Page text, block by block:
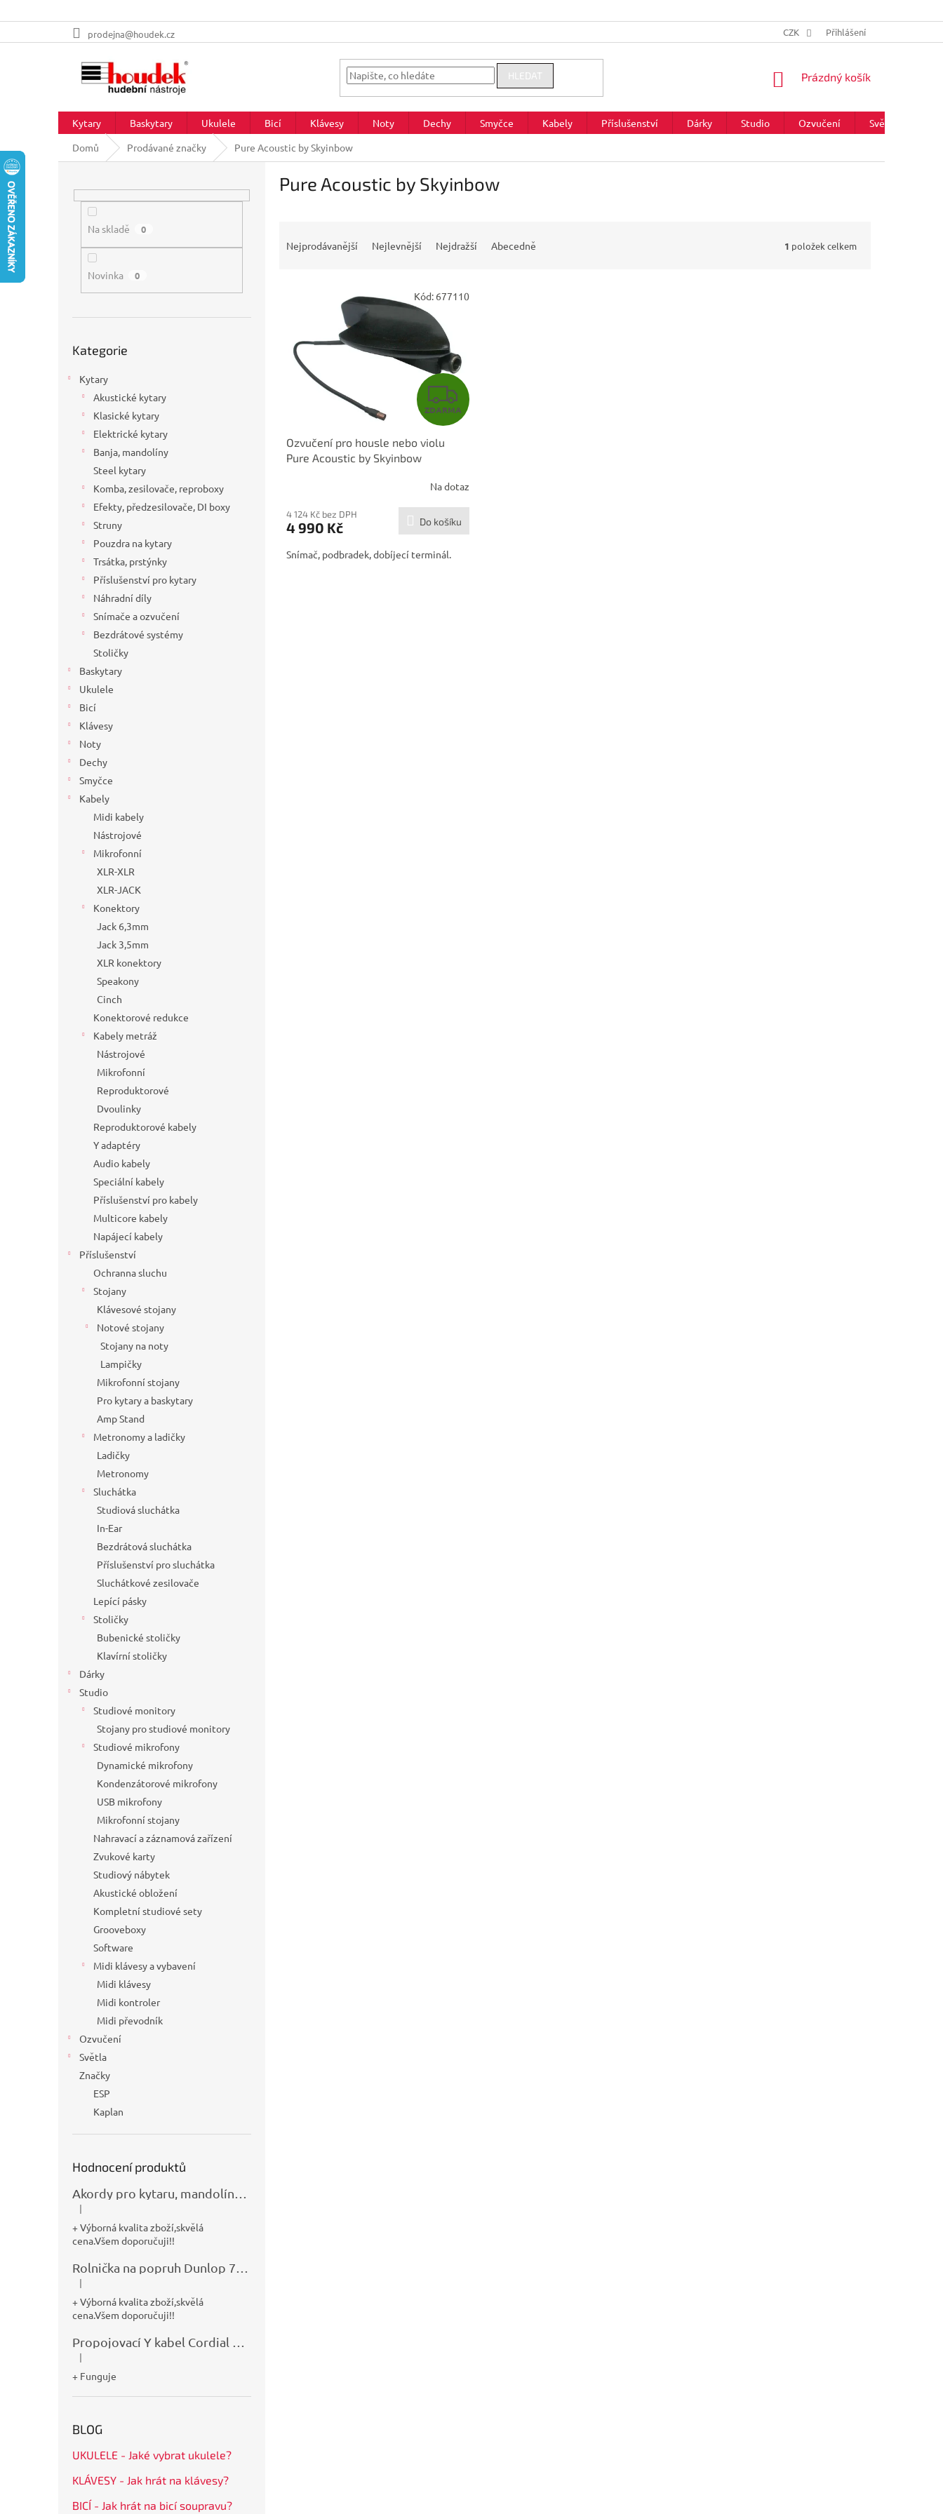
na
prodejna@houdek.cz CZK Přihlášení
HLEDAT
NÁKUPNÍ
Prázdný košík
Kytary Baskytary Ukulele Bicí Klávesy Noty Dechy Smyčce Kabely Příslušenství Dárky Studio Ozvučení Světla
Domů
Prodávané značky Pure Acoustic by Skyinbow
Na skladě 0
Novinka 0
kategorie
Kategorie
Kytary
Akustické kytary
Klasické kytary
Elektrické kytary
Banja, mandolíny
Steel kytary
Komba, zesilovače, reproboxy
Efekty, předzesilovače, DI boxy
Struny
Pouzdra na kytary
Trsátka, prstýnky
Příslušenství pro kytary
Náhradní díly
Snímače a ozvučení
Bezdrátové systémy
Stoličky
Baskytary
Ukulele
Bicí
Klávesy
Noty
Dechy
Smyčce
Kabely
Midi kabely
Nástrojové
Mikrofonní
XLR-XLR
XLR-JACK
Konektory
Jack 6,3mm
Jack 3,5mm
XLR konektory
Speakony
Cinch
Konektorové redukce
Kabely metráž
Nástrojové
Mikrofonní
Reproduktorové
Dvoulinky
Reproduktorové kabely
Y adaptéry
Audio kabely
Speciální kabely
Příslušenství pro kabely
Multicore kabely
Napájecí kabely
Příslušenství
Ochranna sluchu
Stojany
Klávesové stojany
Notové stojany
Stojany na noty
Lampičky
Mikrofonní stojany
Pro kytary a baskytary
Amp Stand
Metronomy a ladičky
Ladičky
Metronomy
Sluchátka
Studiová sluchátka
In-Ear
Bezdrátová sluchátka
Příslušenství pro sluchátka
Sluchátkové zesilovače
Lepící pásky
Stoličky
Bubenické stoličky
Klavírní stoličky
Dárky
Studio
Studiové monitory
Stojany pro studiové monitory
Studiové mikrofony
Dynamické mikrofony
Kondenzátorové mikrofony
USB mikrofony
Mikrofonní stojany
Nahravací a záznamová zařízení
Zvukové karty
Studiový nábytek
Akustické obložení
Kompletní studiové sety
Grooveboxy
Software
Midi klávesy a vybavení
Midi klávesy
Midi kontroler
Midi převodník
Ozvučení
Světla
Značky
ESP
Kaplan
Hodnocení produktů
Hodnocení produktu je 5 z 5 hvězdiček.
|
+ Výborná kvalita zboží,skvělá
cena.Všem doporučuji!!
Hodnocení produktu je 5 z 5 hvězdiček.
|
+ Výborná kvalita zboží,skvělá
cena.Všem doporučuji!!
Hodnocení produktu je 5 z 5 hvězdiček.
|
+ Funguje
BLOG
UKULELE - Jaké vybrat ukulele?
KLÁVESY - Jak hrát na klávesy?
BICÍ - Jak hrát na bicí soupravu?
Pure Acoustic by Skyinbow
Nejprodávanější Nejlevnější Nejdražší Abecedně 1 položek celkem
Z
D
R
M
A
ZDARMA
Ozvučení pro housle nebo violu
Pure Acoustic by Skyinbow
Na dotaz
4 124 Kč bez DPH
4 990 Kč Do košíku
Snímač, podbradek, dobíjecí terminál.
Kód: 677110